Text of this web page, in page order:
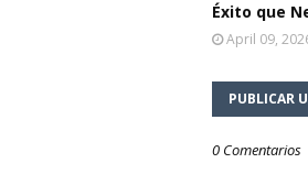
Éxito que
April 09,
PUBLICAR
0 Comentarios